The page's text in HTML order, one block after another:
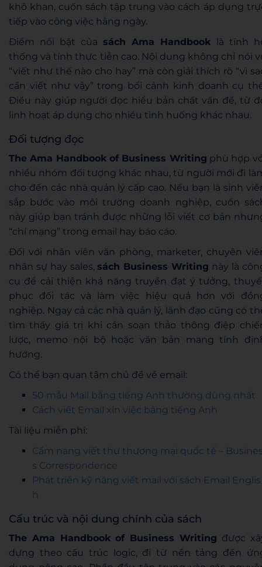
khô khan, cuốn sách tập trung vào cách áp dụng
tiếp vào công việc hằng ngày.
Điểm nổi bật của sách Ama Handbook là tính
thống và tính thực tiễn cao. Nội dung không chỉ nói
“viết như thế nào cho hay” mà còn giải thích rõ “vì
cần viết như vậy” trong bối cảnh kinh doanh cụ
Điều này giúp người đọc hiểu bản chất vấn đề, từ
linh hoạt áp dụng cho nhiều tình huống khác nhau.
Đối tượng đọc
The Ama Handbook of Business Writing phù hợp
nhiều nhóm đối tượng khác nhau, từ người mới đi
cho đến các nhà quản lý cấp cao. Nếu bạn là sinh
sắp bước vào môi trường doanh nghiệp, cuốn
này giúp bạn tránh được những lỗi viết cơ bản
“chí mạng” trong email hay báo cáo.
Đối với nhân viên văn phòng, marketer, chuyên
nhân sự hay sales, sách Business Writing này là
cụ để cải thiện khả năng truyền đạt ý tưởng,
phục đối tác và làm việc hiệu quả hơn với
nghiệp. Ngay cả các nhà quản lý, lãnh đạo cũng có
tìm thấy giá trị khi cần soạn thảo thông điệp
lược, memo nội bộ hoặc văn bản mang tính
hướng.
Có thể bạn quan tâm chủ đề về email:
50 mẫu Mail bằng tiếng Anh thường dùng nhất
Cách viết Email xin việc bằng tiếng Anh
Tài liệu miễn phí:
Cẩm nang viết thư thương mại quốc tế –
s Correspondence
Phát triển kỹ năng viết mail với sách Email Englis
h
Cấu trúc và nội dung chính của sách
The Ama Handbook of Business Writing được
dựng theo cấu trúc logic, đi từ nền tảng đến